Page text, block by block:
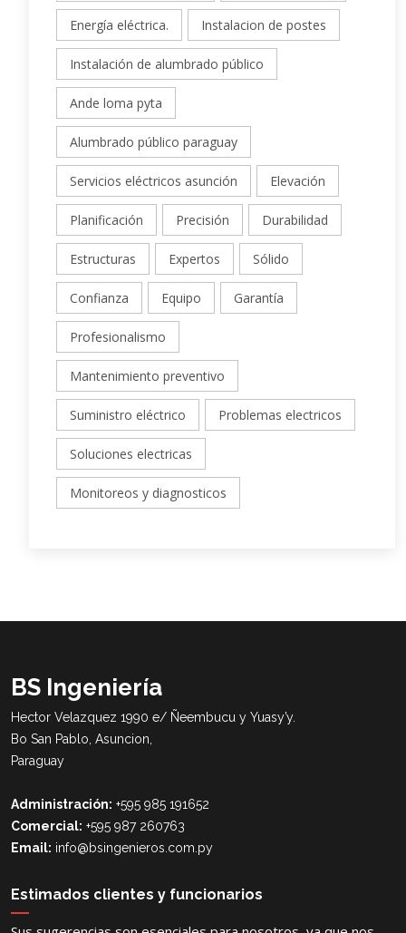
Energía eléctrica. Instalacion de postes
Instalación de alumbrado público
Ande loma pyta
Alumbrado público paraguay
Servicios eléctricos asunción Elevación
Planificación Precisión Durabilidad
Estructuras Expertos Sólido
Confianza Equipo Garantía
Profesionalismo
Mantenimiento preventivo
Suministro eléctrico Problemas electricos
Soluciones electricas
Monitoreos y diagnosticos
BS Ingeniería
Hector Velazquez 1990 e/ Ñeembucu y Yuasy’y.
Bo San Pablo, Asuncion,
Paraguay
Administración: +595 985 191652
Comercial: +595 987 260763
Email: info@bsingenieros.com.py
Estimados clientes y funcionarios